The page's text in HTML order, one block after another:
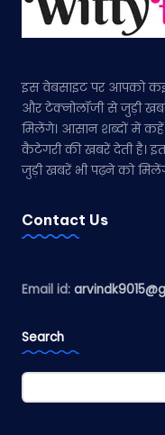
इस वेबसाइट पर आपको
और टेक्नोलॉजी से जुड़ी
मिलेंगे। आसान शब्दों में
कैटेगरी की खबरें देती है।
जुड़ी खबरें भी पढ़ने को
Contact Us
Email id:
Search